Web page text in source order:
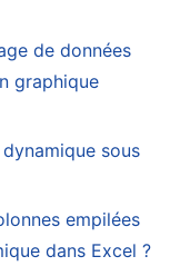
de données
graphique
sous
empilées
dans Excel ?